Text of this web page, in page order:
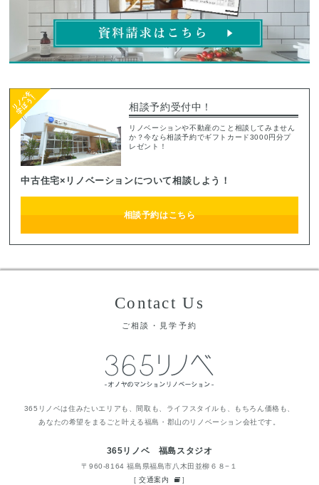
相談予約受付中！
リノベーションや不動産のこと相談してみません
か？今なら相談予約でギフトカード3000円分プ
レゼント！
中古住宅×リノベーションについて相談しよう！
相談予約はこちら
Contact Us
ご相談・見学予約
365リノベは住みたいエリアも、間取も、ライフスタイルも、もちろん価格も、
あなたの希望をまるごと叶える福島・郡山のリノベーション会社です。
365リノベ 福島スタジオ
〒960-8164 福島県福島市八木田並柳６８−１
[交通案内 ]